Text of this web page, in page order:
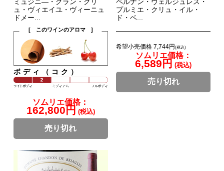
ミュジニ―・グラン・クリ
ュ・ヴィエイユ・ヴィーニュ
ドメー...
[ このワインのアロマ ]
ボディ（コク）
ソムリエ価格：
162,800円 (税込)
売り切れ
ペルナン・ヴェルジュレス・
プルミエ・クリュ・イル・
ド・ベ...
希望小売価格 7,744円(税込)
ソムリエ価格：
6,589円 (税込)
売り切れ